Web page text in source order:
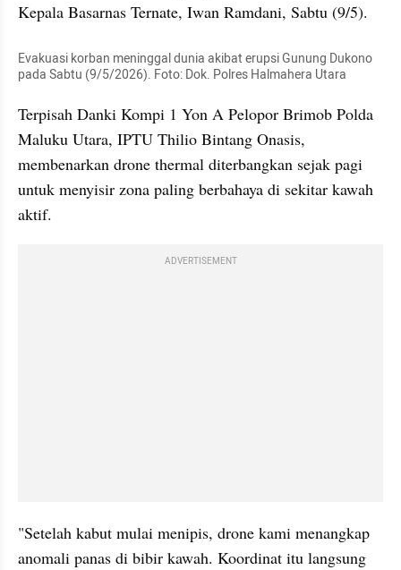
Kepala Basarnas Ternate, Iwan Ramdani, Sabtu (9/5).
Evakuasi korban meninggal dunia akibat erupsi Gunung Dukono
pada Sabtu (9/5/2026). Foto: Dok. Polres Halmahera Utara
Terpisah Danki Kompi 1 Yon A Pelopor Brimob Polda
Maluku Utara, IPTU Thilio Bintang Onasis,
membenarkan drone thermal diterbangkan sejak pagi
untuk menyisir zona paling berbahaya di sekitar kawah
aktif.
ADVERTISEMENT
"Setelah kabut mulai menipis, drone kami menangkap
anomali panas di bibir kawah. Koordinat itu langsung